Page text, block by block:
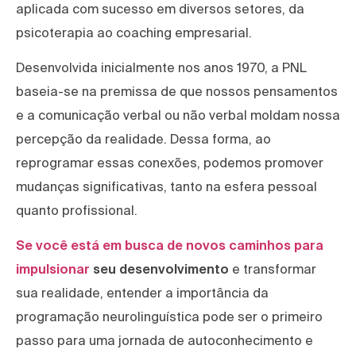
aplicada com sucesso em diversos setores, da
psicoterapia ao coaching empresarial.
Desenvolvida inicialmente nos anos 1970, a PNL
baseia-se na premissa de que nossos pensamentos
e a comunicação verbal ou não verbal moldam nossa
percepção da realidade. Dessa forma, ao
reprogramar essas conexões, podemos promover
mudanças significativas, tanto na esfera pessoal
quanto profissional.
Se você está em busca de novos caminhos para
impulsionar seu desenvolvimento e transformar
sua realidade, entender a importância da
programação neurolinguística pode ser o primeiro
passo para uma jornada de autoconhecimento e